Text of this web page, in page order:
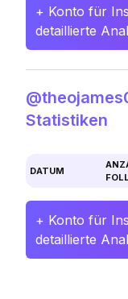
+ Konto für
detaillierte
Statistiken
DATUM
+ Konto für
detaillierte